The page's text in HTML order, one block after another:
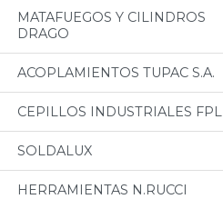
MATAFUEGOS Y CILINDROS
DRAGO
ACOPLAMIENTOS TUPAC S.A.
CEPILLOS INDUSTRIALES FPL
SOLDALUX
HERRAMIENTAS N.RUCCI